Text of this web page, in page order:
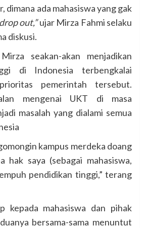
dimana ada mahasiswa yang gak
drop out,”ujar Mirza Fahmi selaku
diskusi.
seakan-akan menjadikan
di Indonesia terbengkalai
pemerintah tersebut.
mengenai UKT di masa
masalah yang dialami semua
kampus merdeka doang
hak saya (sebagai mahasiswa,
pendidikan tinggi,” terang
kepada mahasiswa dan pihak
bersama-sama menuntut